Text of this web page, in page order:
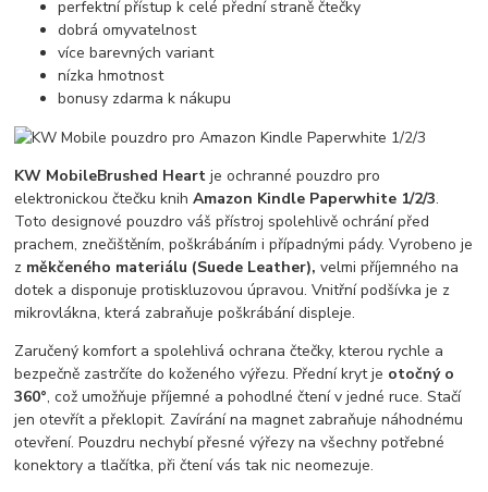
perfektní přístup k celé přední straně čtečky
dobrá omyvatelnost
více barevných variant
nízka hmotnost
bonusy zdarma k nákupu
KW MobileBrushed Heart je ochranné pouzdro pro
elektronickou čtečku knihAmazon Kindle Paperwhite 1/2/3.
Toto designové pouzdro váš přístroj spolehlivě ochrání před
prachem, znečištěním, poškrábáním i případnými pády. Vyrobeno je
z měkčeného materiálu (Suede Leather), velmi příjemného na
dotek a disponuje protiskluzovou úpravou. Vnitřní podšívka je z
mikrovlákna, která zabraňuje poškrábání displeje.
Zaručený komfort a spolehlivá ochrana čtečky, kterou rychle a
bezpečně zastrčíte do koženého výřezu. Přední kryt je otočný o
360°, což umožňuje příjemné a pohodlné čtení v jedné ruce. Stačí
jen otevřít a překlopit. Zavírání na magnet zabraňuje náhodnému
otevření. Pouzdru nechybí přesné výřezy na všechny potřebné
konektory a tlačítka, při čtení vás tak nic neomezuje.